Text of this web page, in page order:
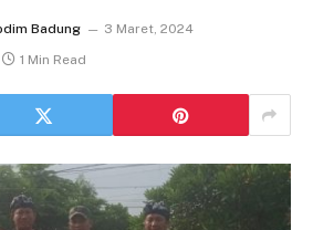
Badung
3 Maret, 2024
1 Min Read